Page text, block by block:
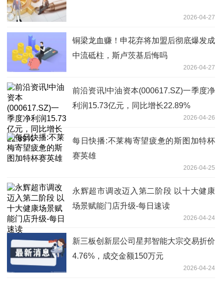
2026-04-27
铜梁龙血赚！申花弃将加盟后彻底爆发成
中流砥柱，斯卢茨基后悔吗
2026-04-27
前沿资讯!中油资本(000617.SZ)一季度净
利润15.73亿元，同比增长22.89%
2026-04-26
每日快播:不莱梅寄望疲惫的斯图加特杯
赛英雄
2026-04-25
永辉超市调改迈入第二阶段 以十大健康
场景赋能门店升级-每日速读
2026-04-24
新三板创新层公司星邦智能大宗交易折价
4.76%，成交金额150万元
2026-04-24